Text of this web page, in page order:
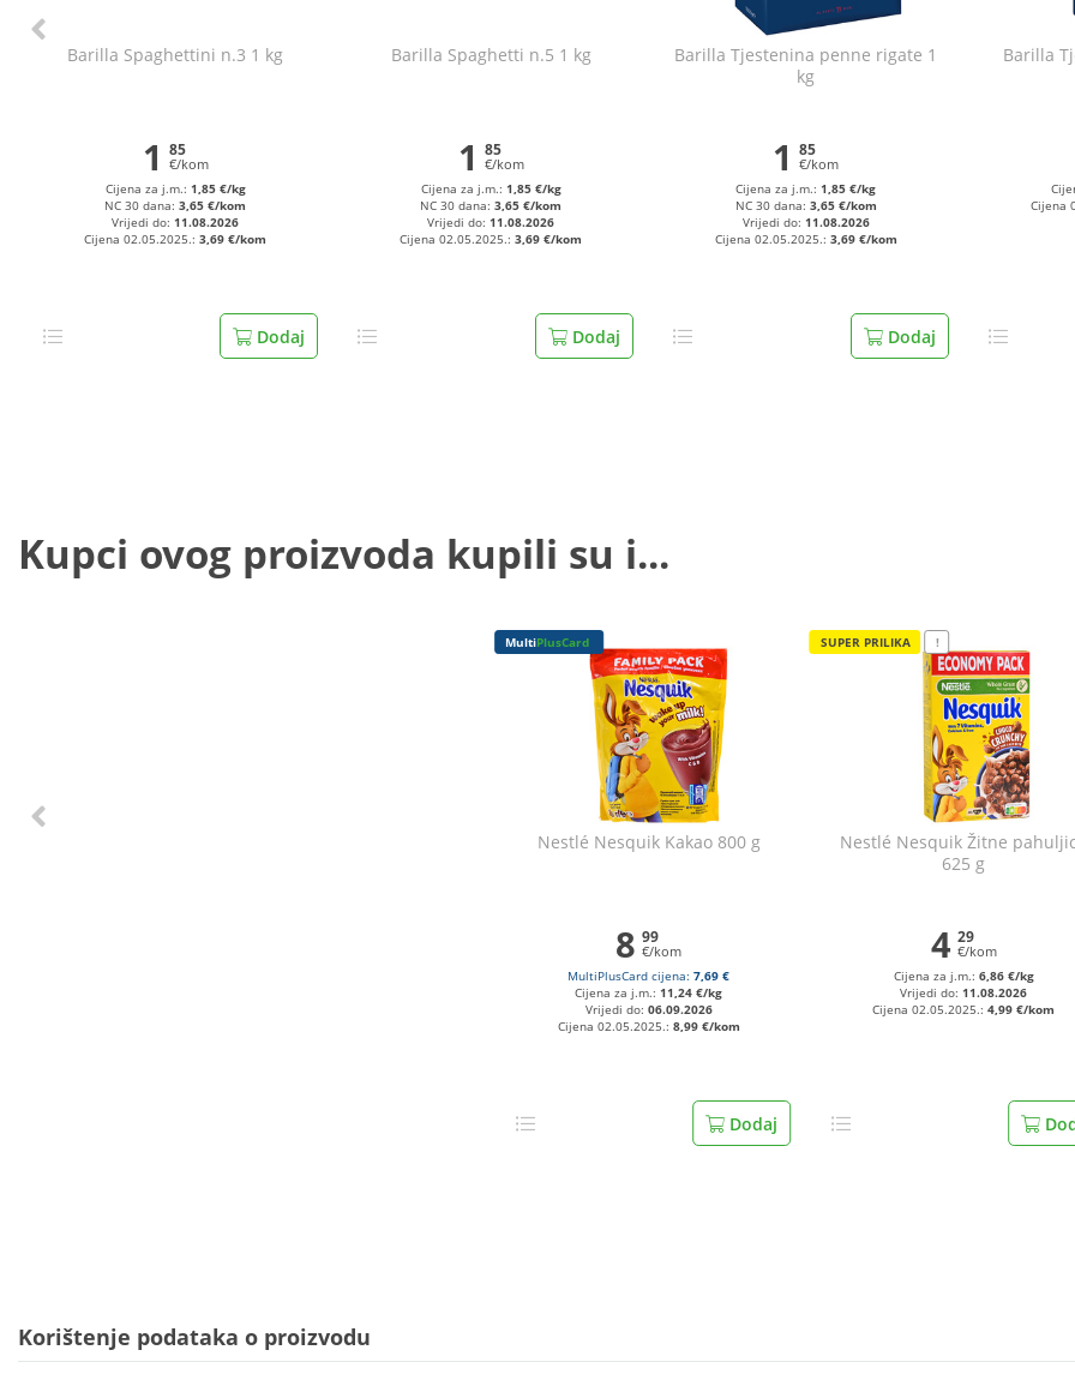
Barilla Spaghettini n.3 1 kg
1 85
€/kom
Cijena za j.m.: 1,85 €/kg
NC 30 dana:3,65 €/kom
Vrijedi do:11.08.2026
Cijena 02.05.2025.:3,69 €/kom
Dodaj
Barilla Spaghetti n.5 1 kg
1 85
€/kom
Cijena za j.m.: 1,85 €/kg
NC 30 dana:3,65 €/kom
Vrijedi do:11.08.2026
Cijena 02.05.2025.:3,69 €/kom
Dodaj
Barilla Tjestenina penne rigate 1
kg
1 85
€/kom
Cijena za j.m.:1,85 €/kg
NC 30 dana: 3,65 €/kom
Vrijedi do: 11.08.2026
Cijena 02.05.2025.: 3,69 €/kom
Dodaj
Barilla
Cijena
Kupci ovog proizvoda kupili su i...
MultiPlusCard
Nestlé Nesquik Kakao 800 g
8 99
€/kom
MultiPlusCard cijena:7,69 €
Cijena za j.m.:11,24 €/kg
Vrijedi do: 06.09.2026
Cijena 02.05.2025.: 8,99 €/kom
Dodaj
SUPER PRILIKA !
Nestlé Nesquik Žitne
625 g
4 29
€/kom
Cijena za j.m.: 6,86 €/kg
Vrijedi do:11.08.2026
Cijena 02.05.2025.:4,99 €/kom
Korištenje podataka o proizvodu